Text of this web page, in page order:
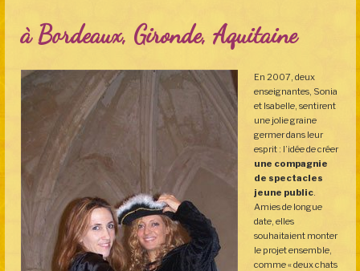
à Bordeaux, Gironde, Aquitaine
En 2007, deux
enseignantes, Sonia
et Isabelle, sentirent
une jolie graine
germer dans leur
esprit : l’idée de créer
une compagnie
de spectacles
jeune public.
Amies de longue
date, elles
souhaitaient monter
le projet ensemble,
comme « deux chats